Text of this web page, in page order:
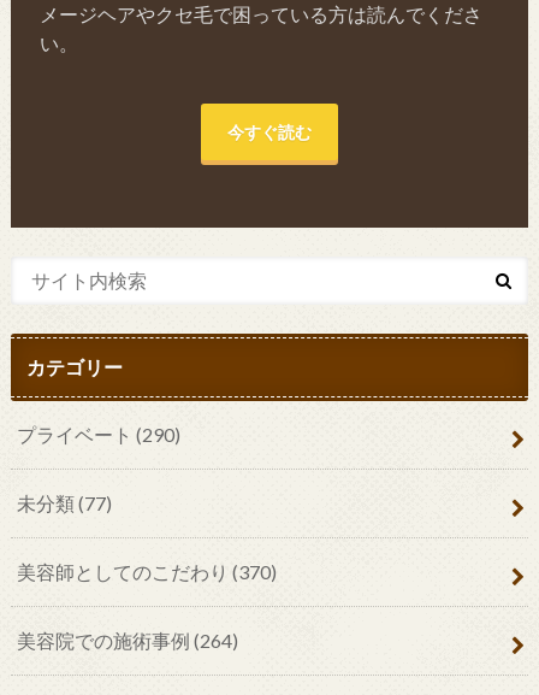
メージヘアやクセ毛で困っている方は読んでくださ
い。
今すぐ読む
カテゴリー
プライベート (290)
未分類(77)
美容師としてのこだわり (370)
美容院での施術事例 (264)